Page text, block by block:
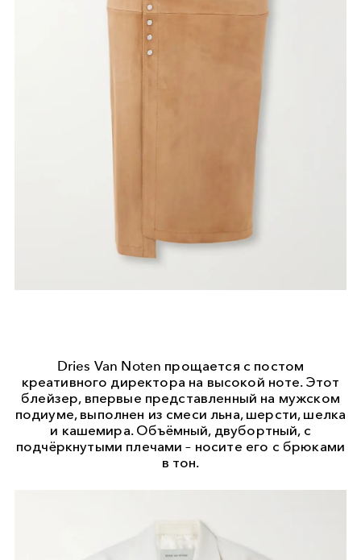
Dries Van Noten прощается с постом
креативного директора на высокой ноте. Этот
блейзер, впервые представленный на мужском
подиуме, выполнен из смеси льна, шерсти, шелка
и кашемира. Объёмный, двубортный, с
подчёркнутыми плечами – носите его с брюками
в тон.